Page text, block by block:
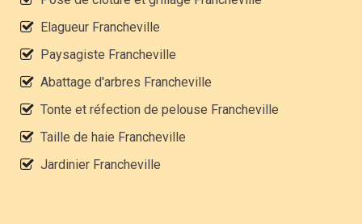
Elagueur Francheville
Paysagiste Francheville
Abattage d'arbres Francheville
Tonte et réfection de pelouse Francheville
Taille de haie Francheville
Jardinier Francheville